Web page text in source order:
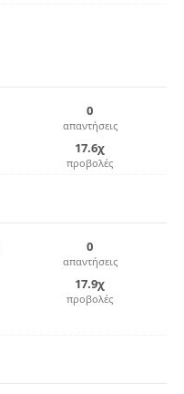
0
απαντήσεις
17.6χ
προβολές
0
απαντήσεις
17.9χ
προβολές